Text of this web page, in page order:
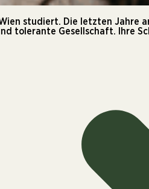
studiert. Die letzten Jahre
tolerante Gesellschaft. Ihre